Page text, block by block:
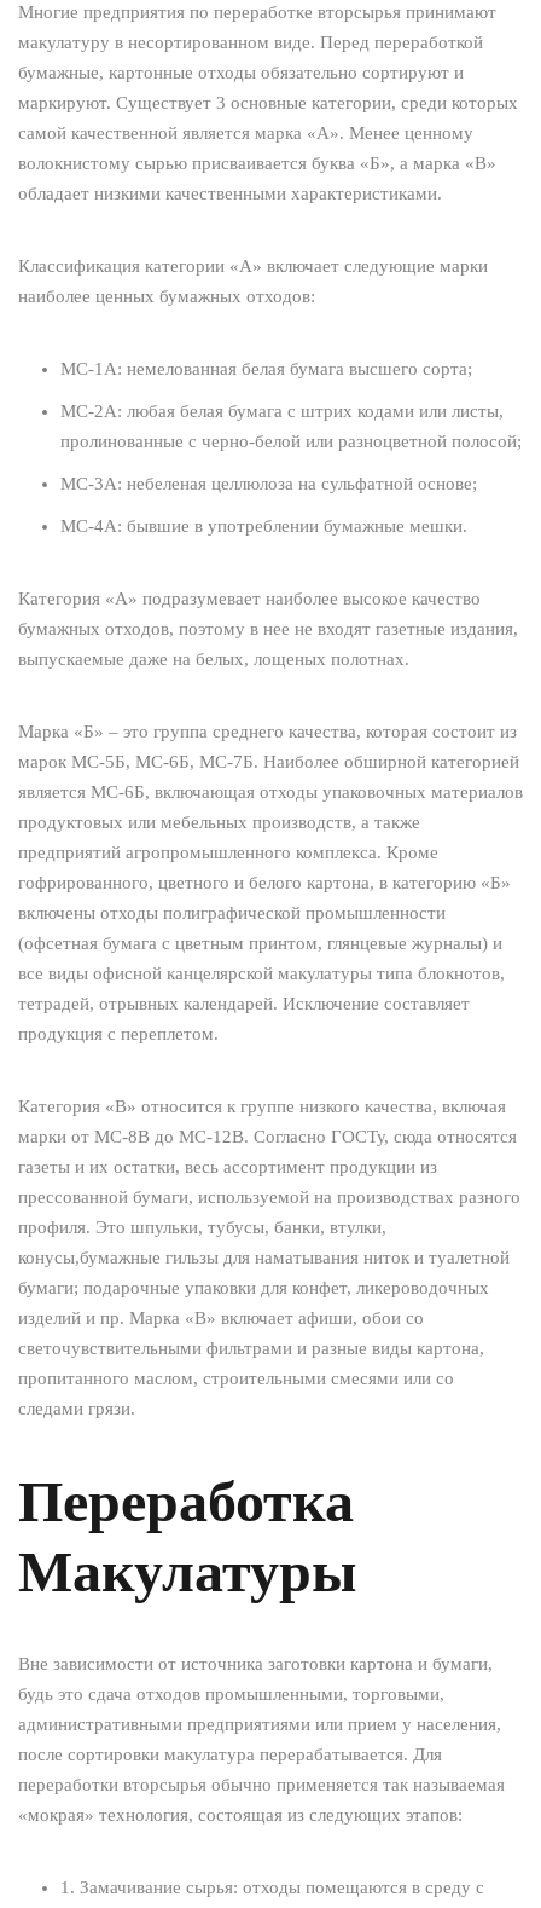
Многие предприятия по переработке вторсырья принимают
макулатуру в несортированном виде. Перед переработкой
бумажные, картонные отходы обязательно сортируют и
маркируют. Существует 3 основные категории, среди которых
самой качественной является марка «А». Менее ценному
волокнистому сырью присваивается буква «Б», а марка «В»
обладает низкими качественными характеристиками.
Классификация категории «А» включает следующие марки
наиболее ценных бумажных отходов:
МС-1А: немелованная белая бумага высшего сорта;
МС-2А: любая белая бумага с штрих кодами или листы,
пролинованные с черно-белой или разноцветной полосой;
МС-3А: небеленая целлюлоза на сульфатной основе;
МС-4А: бывшие в употреблении бумажные мешки.
Категория «А» подразумевает наиболее высокое качество
бумажных отходов, поэтому в нее не входят газетные издания,
выпускаемые даже на белых, лощеных полотнах.
Марка «Б» – это группа среднего качества, которая состоит из
марок МС-5Б, МС-6Б, МС-7Б. Наиболее обширной категорией
является МС-6Б, включающая отходы упаковочных материалов
продуктовых или мебельных производств, а также
предприятий агропромышленного комплекса. Кроме
гофрированного, цветного и белого картона, в категорию «Б»
включены отходы полиграфической промышленности
(офсетная бумага с цветным принтом, глянцевые журналы) и
все виды офисной канцелярской макулатуры типа блокнотов,
тетрадей, отрывных календарей. Исключение составляет
продукция с переплетом.
Категория «В» относится к группе низкого качества, включая
марки от МС-8В до МС-12В. Согласно ГОСТу, сюда относятся
газеты и их остатки, весь ассортимент продукции из
прессованной бумаги, используемой на производствах разного
профиля. Это шпульки, тубусы, банки, втулки,
конусы,бумажные гильзы для наматывания ниток и туалетной
бумаги; подарочные упаковки для конфет, ликероводочных
изделий и пр. Марка «В» включает афиши, обои со
светочувствительными фильтрами и разные виды картона,
пропитанного маслом, строительными смесями или со
следами грязи.
Переработка
Макулатуры
Вне зависимости от источника заготовки картона и бумаги,
будь это сдача отходов промышленными, торговыми,
административными предприятиями или прием у населения,
после сортировки макулатура перерабатывается. Для
переработки вторсырья обычно применяется так называемая
«мокрая» технология, состоящая из следующих этапов:
1. Замачивание сырья: отходы помещаются в среду с